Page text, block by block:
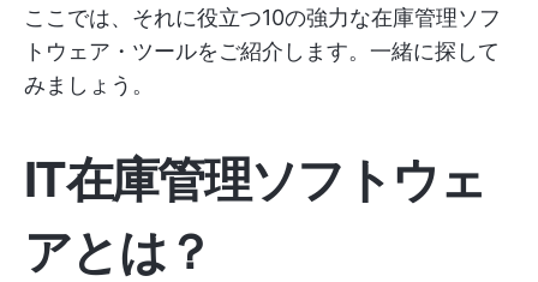
ここでは、それに役立つ10の強力な在庫管理ソフ
トウェア・ツールをご紹介します。一緒に探して
みましょう。
IT在庫管理ソフトウェ
アとは？